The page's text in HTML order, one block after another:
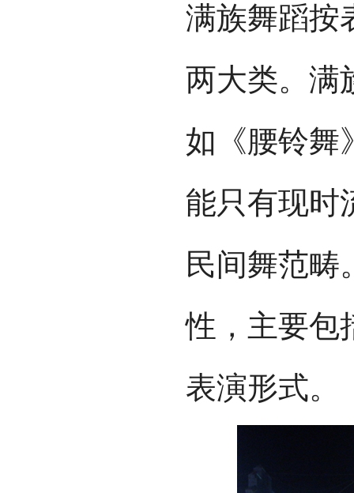
满族舞蹈按
两大类。满
如《腰铃舞
能只有现时
民间舞范畴
性，主要包
表演形式。